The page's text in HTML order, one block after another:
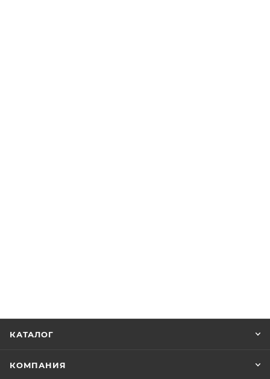
КАТАЛОГ
КОМПАНИЯ